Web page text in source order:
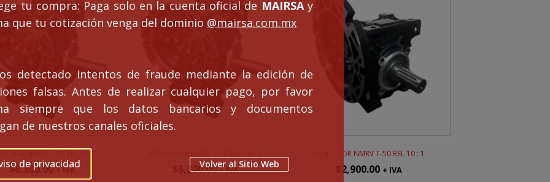
tu compra: Paga solo en la cuenta oficial de MAIRSAy
que tu cotización venga del dominio @mairsa.com.mx
detectado intentos de fraude mediante la edición de
falsas. Antes de realizar cualquier pago, por favor
siempre que los datos bancarios y documentos
de nuestros canales oficiales.
de privacidad Volver al Sitio Web
NMRV T-90 REL 80 : 1
$6,300.00 + IVA 6,300.00 + IVA
REDUCTOR NMRV T-50 REL 10 : 1
2,900.00 + IVA